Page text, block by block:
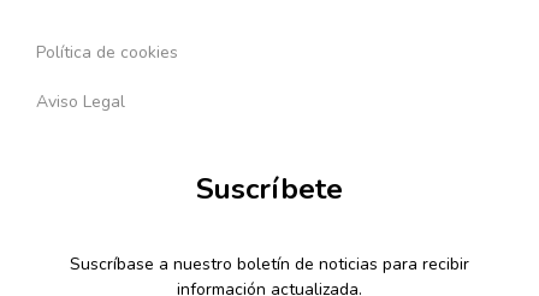
Política de cookies
Aviso Legal
Suscríbete
Suscríbase a nuestro boletín de noticias para recibir
información actualizada.